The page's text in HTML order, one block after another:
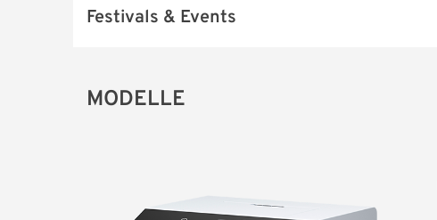
Festivals & Events
MODELLE